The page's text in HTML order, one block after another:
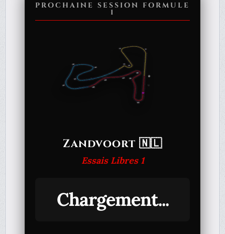
PROCHAINE SESSION FORMULE
1
Zandvoort 🇳🇱
Essais Libres 1
Chargement...